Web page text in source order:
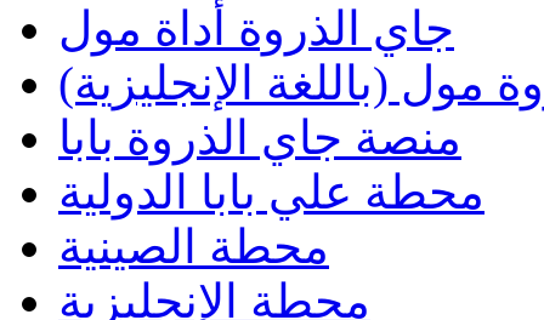
جاي الذروة أداة مول
مول (باللغة الإنجليزية)
منصة جاي الذروة بابا
محطة علي بابا الدولية
محطة الصينية
محطة الإنجليزية